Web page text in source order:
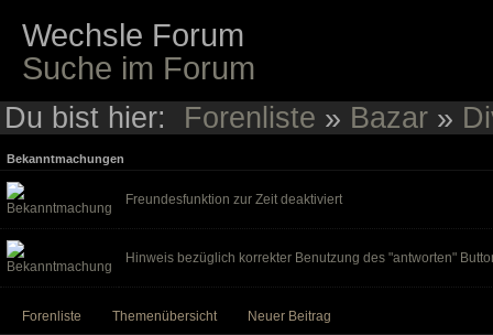
Wechsle Forum
Suche im Forum
Du bist hier: Forenliste » Bazar »
Bekanntmachungen
Freundesfunktion zur Zeit deaktiviert
Hinweis bezüglich korrekter Benutzung des "antworten"
Forenliste Themenübersicht Neuer Beitrag